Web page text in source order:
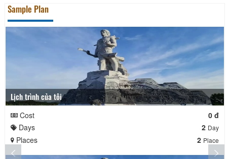
Sample Plan
Lịch trình của tôi
Cost
0 đ
Days
2 Day
Places 2 Place